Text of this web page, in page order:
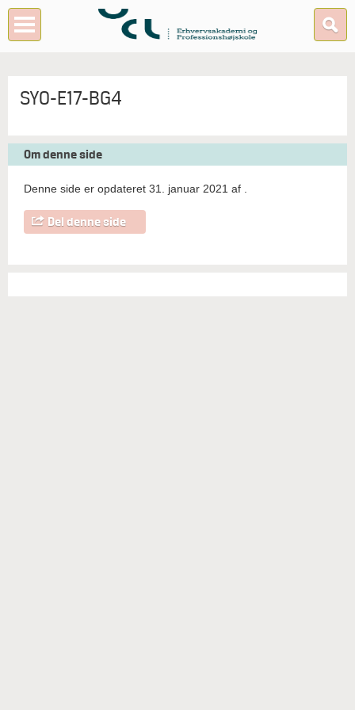
SYO-E17-BG4
Om denne side
Denne side er opdateret 31. januar 2021 af
Del denne side